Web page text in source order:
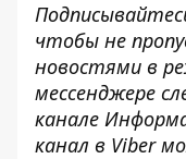
чтобы не
новостями в
мессенджере
канале
канал в Viber